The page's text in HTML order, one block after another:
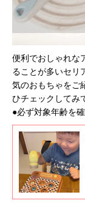
便利でおしゃれな
ることが多いセリ
気のおもちゃをご
ひチェックしてみ
●必ず対象年齢を